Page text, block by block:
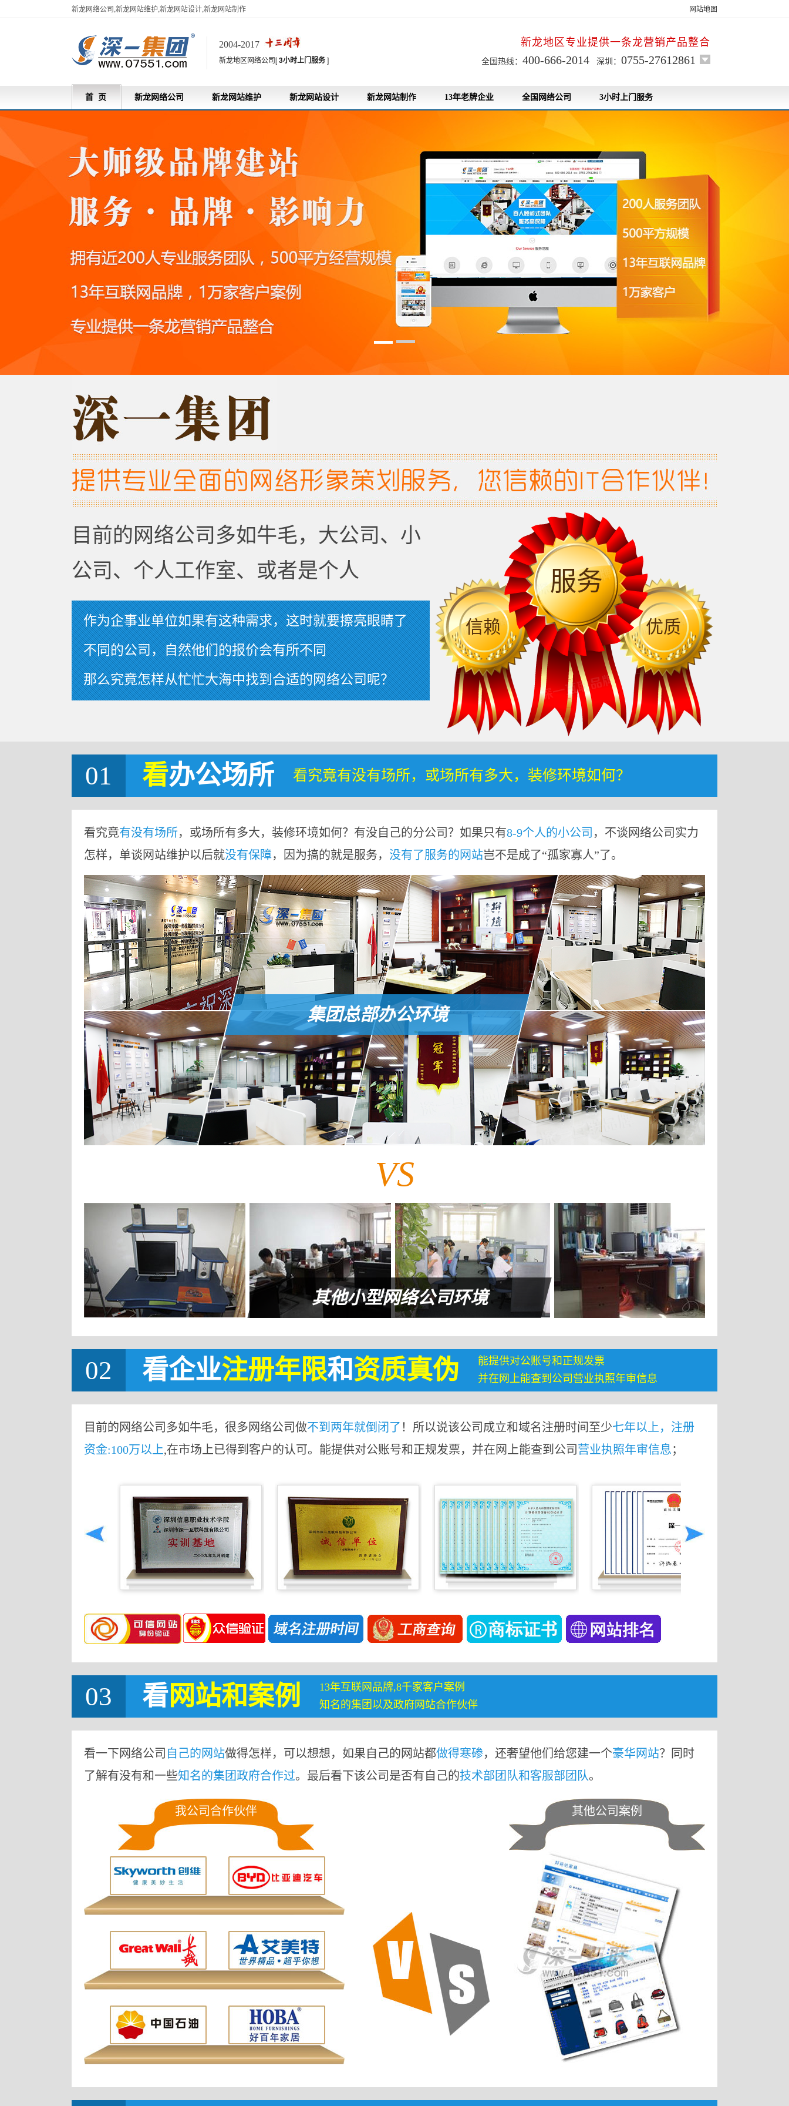
新龙网络公司,新龙网站维护,新龙网站设计,新龙网站制作 网站地图
2004-2017
新龙地区网络公司[3小时上门服务]
新龙地区专业提供一条龙营销产品整合
全国热线： 400-666-2014 深圳： 0755-27612861
首 页 新龙网络公司 新龙网站维护 新龙网站设计 新龙网站制作 13年老牌企业 全国网络公司 3小时上门服务
目前的网络公司多如牛毛，大公司、小
公司、个人工作室、或者是个人
作为企事业单位如果有这种需求，这时就要擦亮眼睛了
不同的公司，自然他们的报价会有所不同
那么究竟怎样从忙忙大海中找到合适的网络公司呢？
信赖
服务
优质
01 看办公场所 看究竟有没有场所，或场所有多大，装修环境如何？
看究竟有没有场所，或场所有多大，装修环境如何？有没自己的分公司？如果只有8-9个人的小公司 ，不谈网络公司实力
怎样，单谈网站维护以后就没有保障，因为搞的就是服务， 没有了服务的网站岂不是成了“孤家寡人”了。
集团总部办公环境
VS
其他小型网络公司环境
02 看企业注册年限和资质真伪
能提供对公账号和正规发票
并在网上能查到公司营业执照年审信息
目前的网络公司多如牛毛，很多网络公司做不到两年就倒闭了 ！所以说该公司成立和域名注册时间至少七年以上，注册
资金:100万以上,在市场上已得到客户的认可。能提供对公账号和正规发票，并在网上能查到公司 营业执照年审信息；
03 看网站和案例
13年互联网品牌,8千家客户案例
知名的集团以及政府网站合作伙伴
看一下网络公司 自己的网站做得怎样，可以想想，如果自己的网站都做得寒碜，还奢望他们给您建一个豪华网站？同时
了解有没有和一些知名的集团政府合作过。最后看下该公司是否有自己的技术部团队和客服部团队。
我公司合作伙伴 其他公司案例